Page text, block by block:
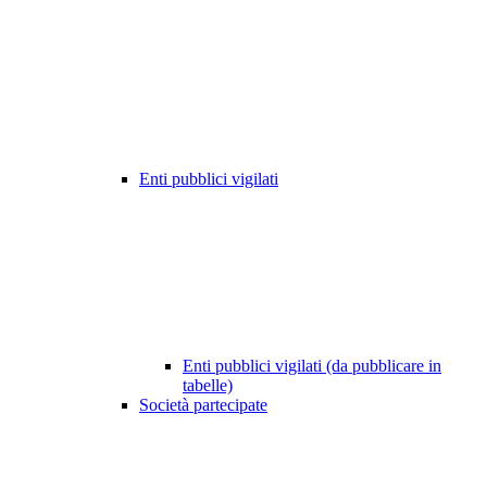
Enti pubblici vigilati
Enti pubblici vigilati (da pubblicare in
tabelle)
Società partecipate